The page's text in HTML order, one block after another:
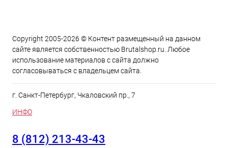
Copyright 2005-2026 © Контент размещенный на данном
сайте является cобственностью Brutalshop.ru. Любое
использование материалов с сайта должно
согласовываться с владельцем сайта.
г. Санкт-Петербург, Чкаловский пр., 7
ИНФО
8 (812) 213-43-43